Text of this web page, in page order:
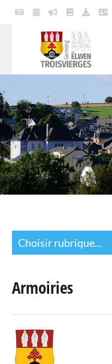
COMMUNE
SERVICES
VIE PRATIQUE
Choisir rubrique...
Les villages
Armoiries
Armoiries